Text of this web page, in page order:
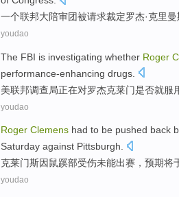
一个联邦大陪审团被请求裁定罗杰·克里曼
youdao
The FBI is investigating whether Roger
performance-enhancing drugs.
美联邦调查局正在对罗杰克莱门是否就服
youdao
Roger Clemens had to be pushed back
Saturday against Pittsburgh.
克莱门斯因鼠蹊部受伤未能出赛， 预期将
youdao